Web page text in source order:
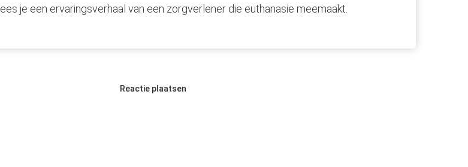
lees je een ervaringsverhaal van een zorgverlener die euthanasie meemaakt.
Reactie plaatsen